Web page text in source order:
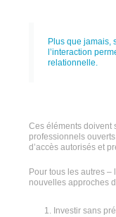
Plus que jamais,
l’interaction
relationnelle.
Ces éléments doivent
professionnels
d’accès autorisés et
Pour tous les autres
nouvelles approches
Investir sans